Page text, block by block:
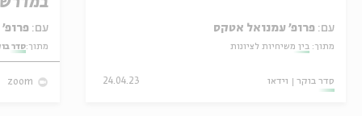
עם: פרופ' עמנואל אטקס
מתוך: בין משיחיות לציונות
סדר בוקר וידאו 24.04.23
עם: פרופ' אביגדור שנאן
מתוך:סדר
zoom